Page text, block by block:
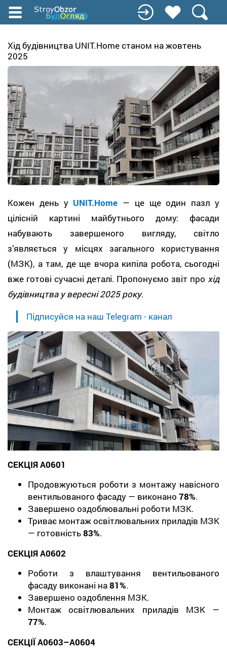
Перейти
до
вмісту
Хід будівництва UNIT.Home станом на жовтень
2025
Кожен день у UNIT.Home — це ще один пазл у
цілісній картині майбутнього дому: фасади
набувають завершеного вигляду, світло
з’являється у місцях загального користування
(МЗК), а там, де ще вчора кипіла робота, сьогодні
вже готові сучасні деталі. Пропонуємо звіт про хід
будівництва у вересні 2025 року.
Підписуйся на наш Telegram - канал
СЕКЦІЯ А0601
Продовжуються роботи з монтажу навісного
вентильованого фасаду — виконано 78%.
Завершено оздоблювальні роботи МЗК.
Триває монтаж освітлювальних приладів МЗК
— готовність83%.
СЕКЦІЯ А0602
Роботи з влаштування вентильованого
фасаду виконані на81%.
Завершено оздоблення МЗК.
Монтаж освітлювальних приладів МЗК —
77%.
СЕКЦІЇ А0603–А0604